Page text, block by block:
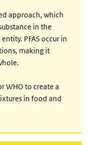
approach, which
in the
PFAS occur in
making it
WHO to create a
in food and